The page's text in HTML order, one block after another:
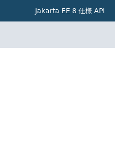
Jakarta EE 8 仕様 API